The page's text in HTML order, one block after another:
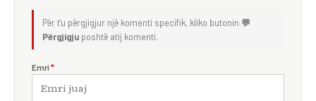
Për t'u përgjigjur një komenti specifik, kliko butonin 💬
Përgjigju poshtë atij komenti.
Emri *